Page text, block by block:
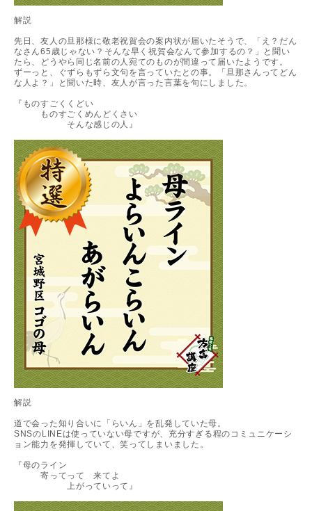
解説
先日、友人の旦那様に敬老祝賀会の案内状が届いたそうで、「え？だん
なさん65歳じゃない？そんな早く祝賀会なんて参加するの？」と聞い
たら、どうやら同じ名前の人宛てのものが間違って届いたようです。
ずーっと、ぐずらもずら文句を言っていたとの事。「旦那さんってどん
な人よ？」と聞いた時、友人が言った言葉を句にしました。
『ものすごくくどい
ものすごくめんどくさい
そんな感じの人』
解説
道で会った知り合いに「らいん」を乱発していた母。
SNSのLINEは使っていない母ですが、充分すぎる程のコミュニケーシ
ョン能力を発揮していて、笑ってしまいました。
『母のライン
寄ってって 来てよ
上がっていって』